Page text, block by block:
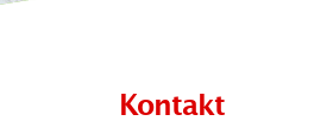
Kontakt